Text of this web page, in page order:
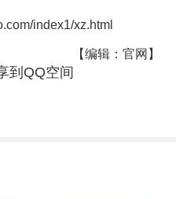
index1/xz.html
【编辑：官网】
到QQ空间